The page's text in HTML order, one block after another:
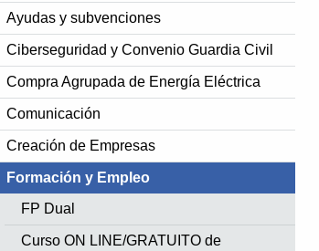
Ayudas y subvenciones
Ciberseguridad y Convenio Guardia Civil
Compra Agrupada de Energía Eléctrica
Comunicación
Creación de Empresas
Formación y Empleo
FP Dual
Curso ON LINE/GRATUITO de